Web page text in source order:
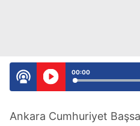
00:00
Ankara Cumhuriyet